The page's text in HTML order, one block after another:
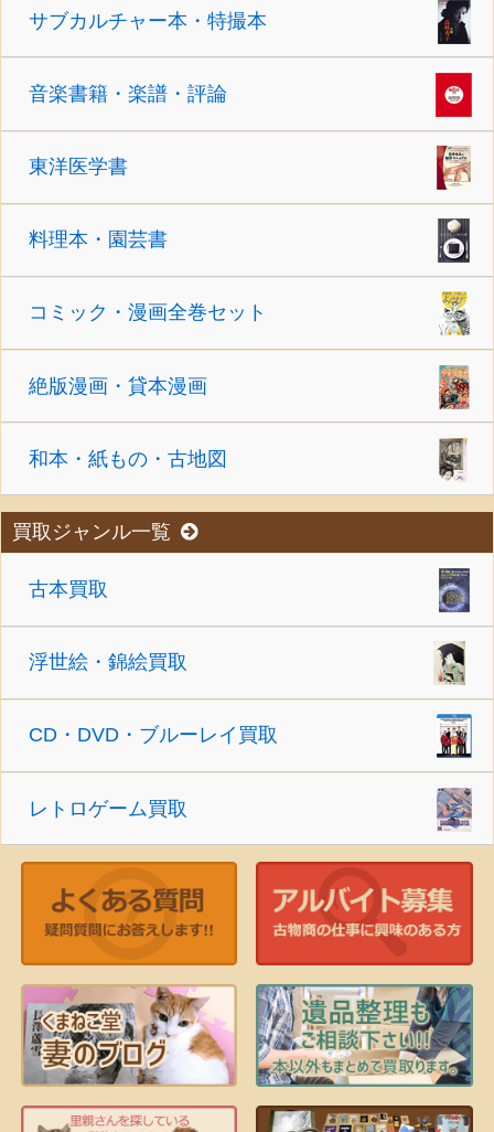
サブカルチャー本・特撮本
音楽書籍・楽譜・評論
東洋医学書
料理本・園芸書
コミック・漫画全巻セット
絶版漫画・貸本漫画
和本・紙もの・古地図
買取ジャンル一覧
古本買取
浮世絵・錦絵買取
CD・DVD・ブルーレイ買取
レトロゲーム買取